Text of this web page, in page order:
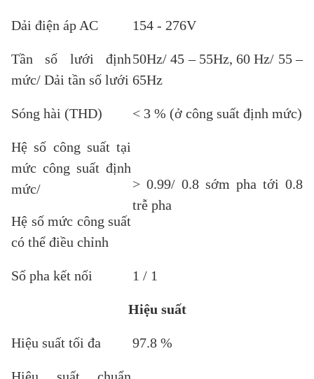
Dải điện áp AC 154 - 276V
Tần số lưới định
mức/ Dải tần số lưới
50Hz/ 45 – 55Hz, 60 Hz/ 55 –
65Hz
Sóng hài (THD) < 3 % (ở công suất định mức)
Hệ số công suất tại
mức công suất định
mức/
Hệ số mức công suất
có thể điều chỉnh
> 0.99/ 0.8 sớm pha tới 0.8
trễ pha
Số pha kết nối 1 / 1
Hiệu suất
Hiệu suất tối đa 97.8 %